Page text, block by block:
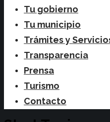
Tu gobierno
Tu municipio
Trámites y
Transparencia
Prensa
Turismo
Contacto